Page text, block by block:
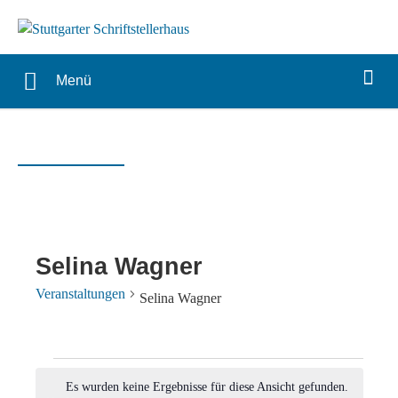
Menü
Selina Wagner
Veranstaltungen Selina Wagner
Es wurden keine Ergebnisse für diese Ansicht gefunden.